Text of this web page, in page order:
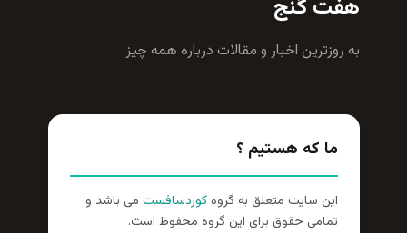
هفت گنج
به روزترين اخبار و مقالات درباره همه چيز
ما که هستیم ؟
این سایت متعلق به گروهکوردسافست می باشد و
تمامی حقوق برای این گروه محفوظ است.